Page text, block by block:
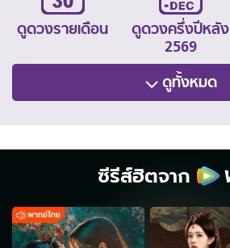
ดูดวงรายเดือน
ดูดวงครึ่งปีหลัง
2569
ดูทั้งหมด
ซีรีส์ฮิตจาก